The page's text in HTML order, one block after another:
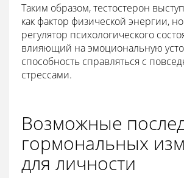
Таким образом, тестостерон
как фактор физической энергии,
регулятор психологического
влияющий на эмоциональную
способность справляться с
стрессами.
Возможные
гормональных
для личности